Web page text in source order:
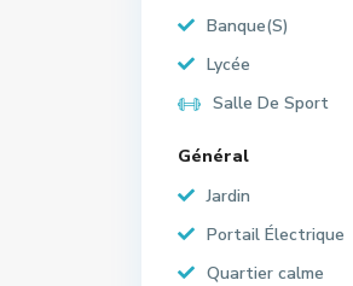
Banque(S)
Lycée
Salle De Sport
Général
Jardin
Portail Électrique
Quartier calme